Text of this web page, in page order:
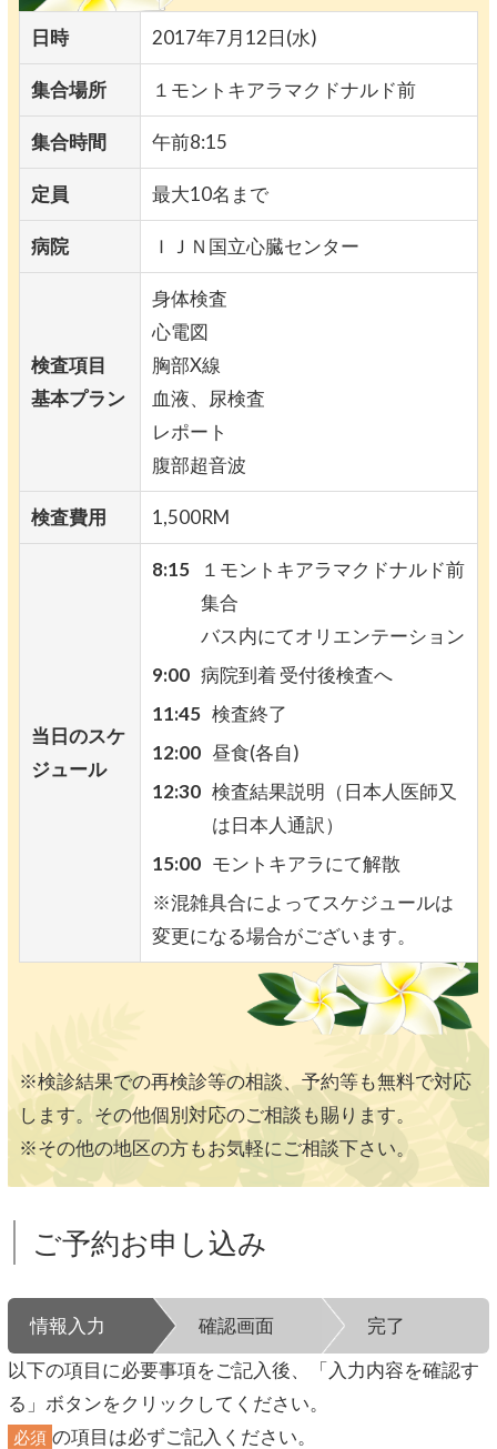
日時 2017年7月12日(水)
集合場所 １モントキアラマクドナルド前
集合時間 午前8:15
定員 最大10名まで
病院 ＩＪＮ国立心臓センター
検査項目
基本プラン
身体検査
心電図
胸部X線
血液、尿検査
レポート
腹部超音波
検査費用 1,500RM
当日のスケ
ジュール
8:15
１モントキアラマクドナルド前
集合
バス内にてオリエンテーション
9:00 病院到着 受付後検査へ
11:45 検査終了
12:00 昼食(各自)
12:30 検査結果説明（日本人医師又
は日本人通訳）
15:00 モントキアラにて解散
※混雑具合によってスケジュールは
変更になる場合がございます。
※検診結果での再検診等の相談、予約等も無料で対応
します。その他個別対応のご相談も賜ります。
※その他の地区の方もお気軽にご相談下さい。
ご予約お申し込み
情報入力 確認画面
完了
以下の項目に必要事項をご記入後、「入力内容を確認す
る」ボタンをクリックしてください。
必須 の項目は必ずご記入ください。